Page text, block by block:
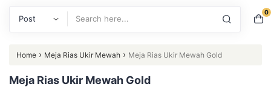
0
Home › Meja Rias Ukir Mewah › Meja Rias Ukir Mewah Gold
Meja Rias Ukir Mewah Gold